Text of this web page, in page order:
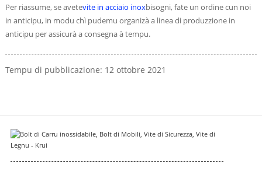
Per riassume, se avetevite in acciaio inoxbisogni, fate un ordine cun noi
in anticipu, in modu chì pudemu organizà a linea di produzzione in
anticipu per assicurà a consegna à tempu.
Tempu di pubblicazione: 12 ottobre 2021